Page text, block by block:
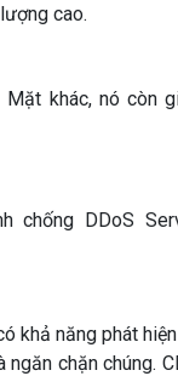
cao.
khác, nó còn
chống DDoS
khả năng phát
chặn chúng.